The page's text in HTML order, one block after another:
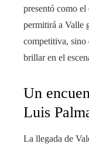
presentó como
permitirá a Valle
competitiva, sino
brillar en el
Un
Luis
La llegada de